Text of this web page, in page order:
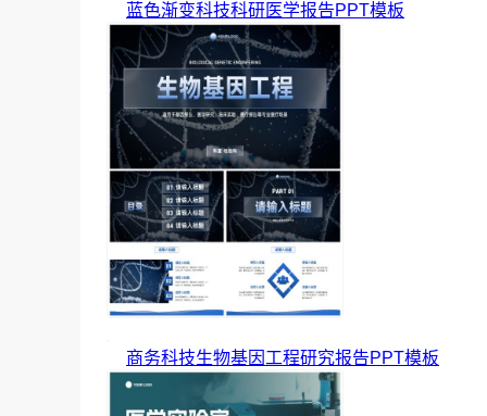
蓝色渐变科技科研医学报告PPT模板
商务科技生物基因工程研究报告PPT模板